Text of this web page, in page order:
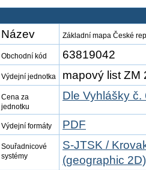
Název Základní mapa České
Obchodní kód 63819042
Výdejní jednotka mapový list ZM
Cena za
jednotku
Dle Vyhlášky
Výdejní formáty PDF
Souřadnicové
systémy
S-JTSK /
(geographic 2D)